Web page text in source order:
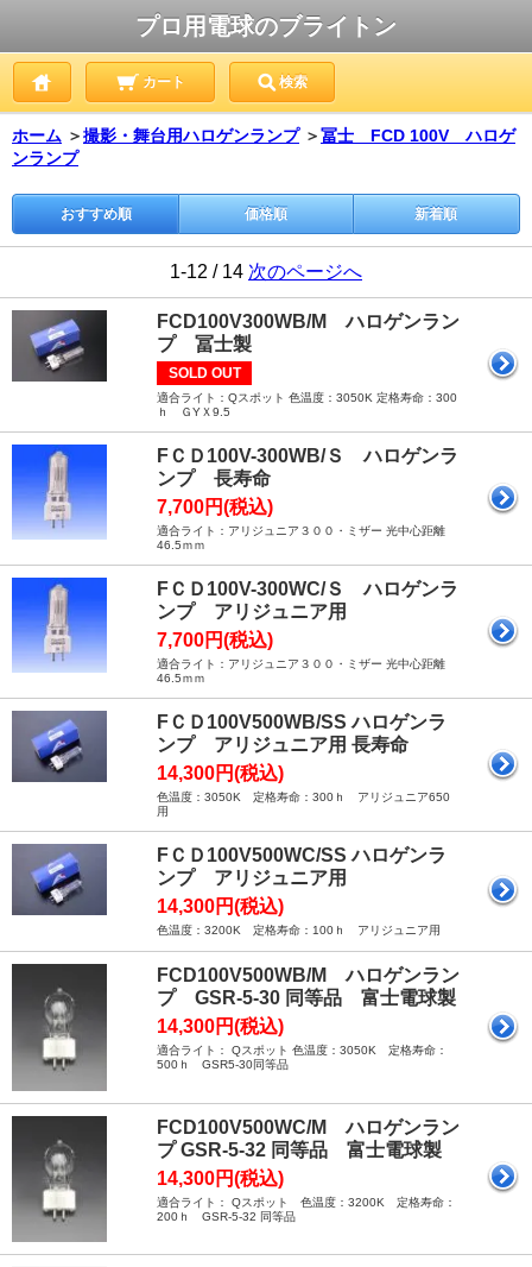
プロ用電球のブライトン
カート 検索
ホーム ＞撮影・舞台用ハロゲンランプ ＞冨士 FCD 100V ハロゲ
ンランプ
おすすめ順 価格順 新着順
1-12 / 14 次のページへ
FCD100V300WB/M ハロゲンラン
プ 冨士製
SOLD OUT
適合ライト：Qスポット 色温度：3050K 定格寿命：300
ｈ ＧYＸ9.5
FＣＤ100V-300WB/Ｓ ハロゲンラ
ンプ 長寿命
7,700円(税込)
適合ライト：アリジュニア３００・ミザー 光中心距離
46.5ｍｍ
FＣＤ100V-300WC/Ｓ ハロゲンラ
ンプ アリジュニア用
7,700円(税込)
適合ライト：アリジュニア３００・ミザー 光中心距離
46.5ｍｍ
FＣＤ100V500WB/SS ハロゲンラ
ンプ アリジュニア用 長寿命
14,300円(税込)
色温度：3050K 定格寿命：300ｈ アリジュニア650
用
FＣＤ100V500WC/SS ハロゲンラ
ンプ アリジュニア用
14,300円(税込)
色温度：3200K 定格寿命：100ｈ アリジュニア用
FCD100V500WB/M ハロゲンラン
プ GSR-5-30 同等品 富士電球製
14,300円(税込)
適合ライト： Qスポット 色温度：3050K 定格寿命：
500ｈ GSR5-30同等品
FCD100V500WC/M ハロゲンラン
プ GSR-5-32 同等品 富士電球製
14,300円(税込)
適合ライト： Qスポット 色温度：3200K 定格寿命：
200ｈ GSR-5-32 同等品